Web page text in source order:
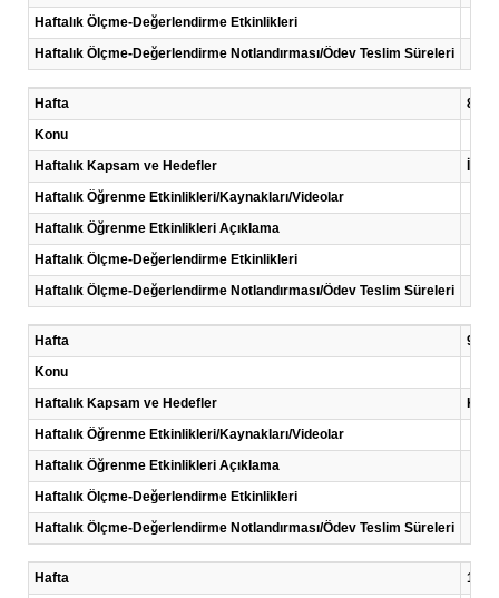
Haftalık Ölçme-Değerlendirme Etkinlikleri
Haftalık Ölçme-Değerlendirme Notlandırması/Ödev Teslim Süreleri
Hafta
8
Konu
Haftalık Kapsam ve Hedefler
Haftalık Öğrenme Etkinlikleri/Kaynakları/Videolar
Haftalık Öğrenme Etkinlikleri Açıklama
Haftalık Ölçme-Değerlendirme Etkinlikleri
Haftalık Ölçme-Değerlendirme Notlandırması/Ödev Teslim Süreleri
Hafta
9
Konu
Haftalık Kapsam ve Hedefler
Haftalık Öğrenme Etkinlikleri/Kaynakları/Videolar
Haftalık Öğrenme Etkinlikleri Açıklama
Haftalık Ölçme-Değerlendirme Etkinlikleri
Haftalık Ölçme-Değerlendirme Notlandırması/Ödev Teslim Süreleri
Hafta
10